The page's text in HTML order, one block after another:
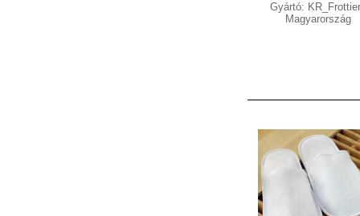
Gyártó:
Magyarország